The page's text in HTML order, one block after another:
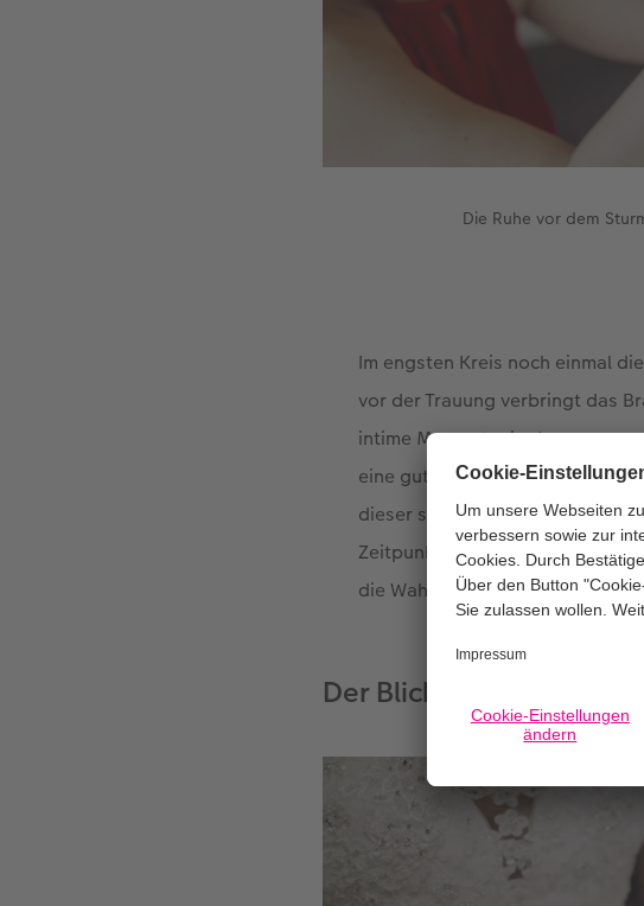
Die Ruhe vor dem
Im engsten Kreis noch einmal
vor der Trauung verbringt das
intime Momente, in denen nur
eine gute Gelegenheit, um
dieser speziellen Atmosphäre
Zeitpunkt mit Ihrer
die Wahrscheinlichkeit für
Der Blick für die Details